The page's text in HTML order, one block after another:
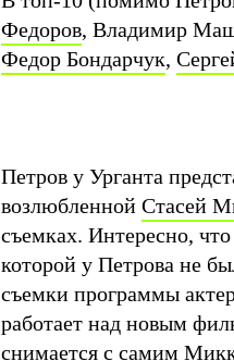
Федоров, Владимир
Федор Бондарчук,
Петров у Урганта
возлюбленной Стасей
съемках. Интересно,
которой у Петрова не
съемки программы
работает над новым
снимается с самим